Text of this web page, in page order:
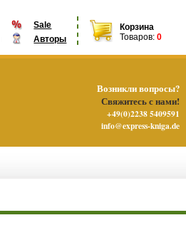
Sale
Авторы
Корзина
Товаров: 0
Возникли вопросы?
Свяжитесь с нами!
+49(0)2238 5409591
info@express-kniga.de